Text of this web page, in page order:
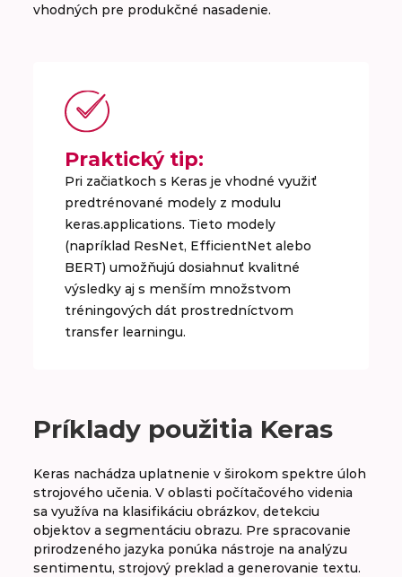
vhodných pre produkčné nasadenie.
Praktický tip:
Pri začiatkoch s Keras je vhodné využiť
predtrénované modely z modulu
keras.applications. Tieto modely
(napríklad ResNet, EfficientNet alebo
BERT) umožňujú dosiahnuť kvalitné
výsledky aj s menším množstvom
tréningových dát prostredníctvom
transfer learningu.
Príklady použitia Keras
Keras nachádza uplatnenie v širokom spektre úloh
strojového učenia. V oblasti počítačového videnia
sa využíva na klasifikáciu obrázkov, detekciu
objektov a segmentáciu obrazu. Pre spracovanie
prirodzeného jazyka ponúka nástroje na analýzu
sentimentu, strojový preklad a generovanie textu.